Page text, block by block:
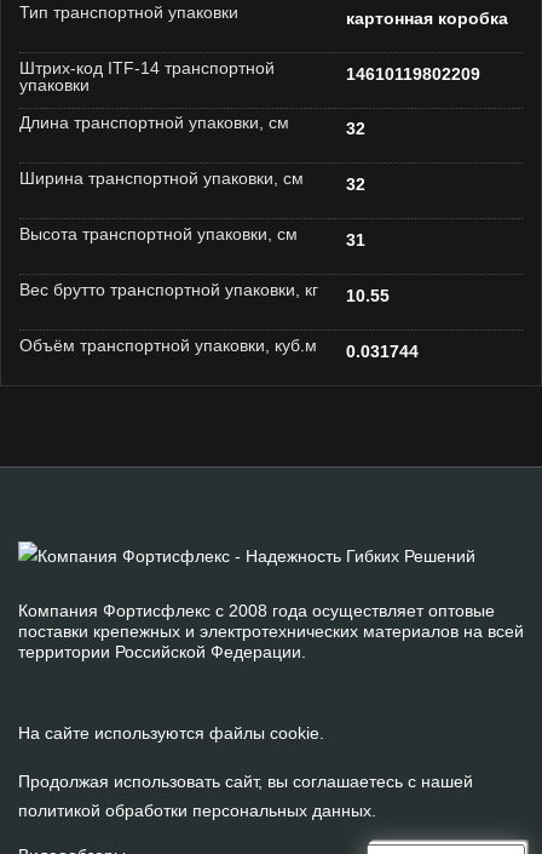
Тип транспортной упаковки картонная коробка
Штрих-код ITF-14 транспортной
упаковки
14610119802209
Длина транспортной упаковки, см 32
Ширина транспортной упаковки, см 32
Высота транспортной упаковки, см 31
Вес брутто транспортной упаковки, кг 10.55
Объём транспортной упаковки, куб.м 0.031744
Компания Фортисфлекс с 2008 года осуществляет оптовые
поставки крепежных и электротехнических материалов на всей
территории Российской Федерации.
На сайте используются файлы cookie.
Продолжая использовать сайт, вы соглашаетесь с нашей
политикой обработки персональных данных